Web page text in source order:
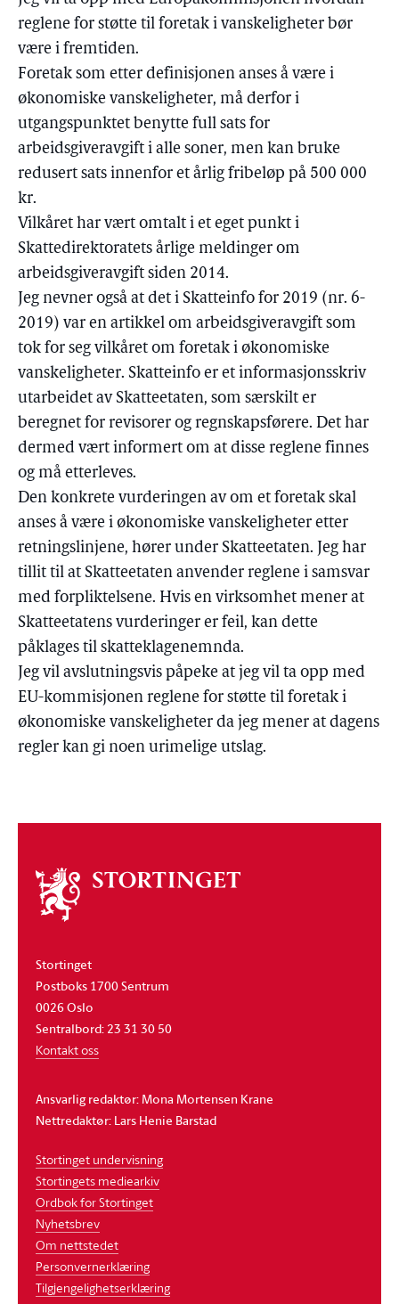
reglene for støtte til foretak i vanskeligheter bør
være i fremtiden.
Foretak som etter definisjonen anses å være i
økonomiske vanskeligheter, må derfor i
utgangspunktet benytte full sats for
arbeidsgiveravgift i alle soner, men kan bruke
redusert sats innenfor et årlig fribeløp på 500 000
kr.
Vilkåret har vært omtalt i et eget punkt i
Skattedirektoratets årlige meldinger om
arbeidsgiveravgift siden 2014.
Jeg nevner også at det i Skatteinfo for 2019 (nr. 6-
2019) var en artikkel om arbeidsgiveravgift som
tok for seg vilkåret om foretak i økonomiske
vanskeligheter. Skatteinfo er et informasjonsskriv
utarbeidet av Skatteetaten, som særskilt er
beregnet for revisorer og regnskapsførere. Det har
dermed vært informert om at disse reglene finnes
og må etterleves.
Den konkrete vurderingen av om et foretak skal
anses å være i økonomiske vanskeligheter etter
retningslinjene, hører under Skatteetaten. Jeg har
tillit til at Skatteetaten anvender reglene i samsvar
med forpliktelsene. Hvis en virksomhet mener at
Skatteetatens vurderinger er feil, kan dette
påklages til skatteklagenemnda.
Jeg vil avslutningsvis påpeke at jeg vil ta opp med
EU-kommisjonen reglene for støtte til foretak i
økonomiske vanskeligheter da jeg mener at dagens
regler kan gi noen urimelige utslag.
Om
stortinget
Stortinget
Postboks 1700 Sentrum
0026 Oslo
Sentralbord: 23 31 30 50
Kontakt oss
Ansvarlig redaktør: Mona Mortensen Krane
Nettredaktør: Lars Henie Barstad
Stortinget undervisning
Stortingets mediearkiv
Ordbok for Stortinget
Nyhetsbrev
Om nettstedet
Personvernerklæring
Tilgjengelighetserklæring